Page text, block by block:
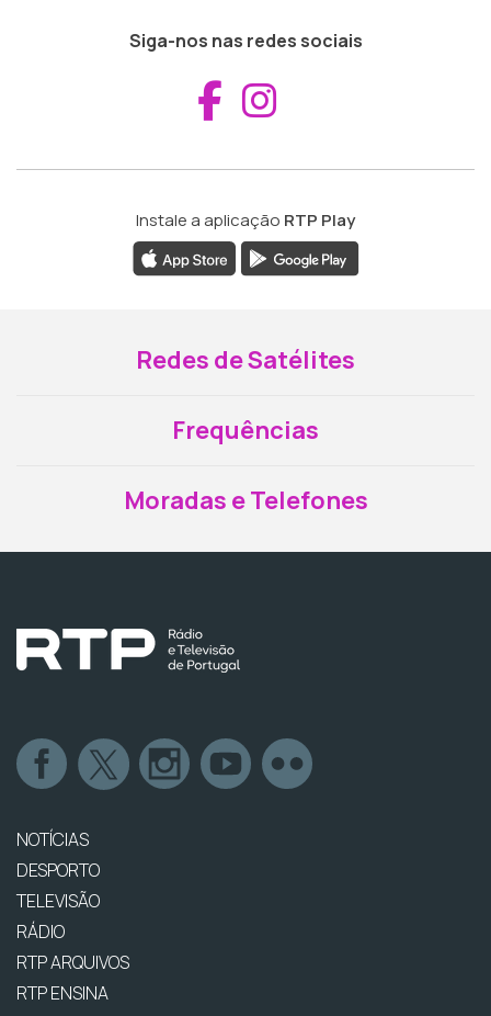
Siga-nos nas redes sociais
Aceder ao
Instale a aplicação RTP Play
Redes de Satélites
Frequências
Moradas e Telefones
NOTÍCIAS
DESPORTO
TELEVISÃO
RÁDIO
RTP ARQUIVOS
RTP ENSINA